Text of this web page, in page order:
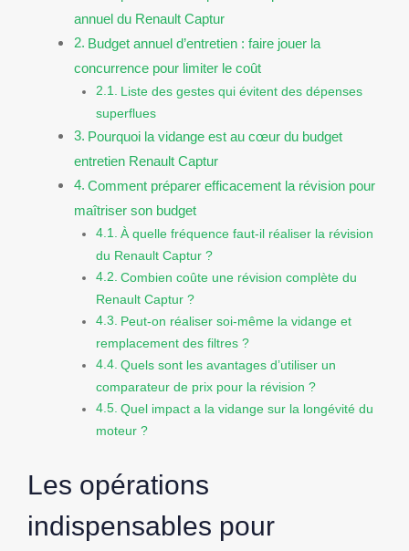
annuel du Renault Captur
Budget annuel d’entretien : faire jouer la
concurrence pour limiter le coût
Liste des gestes qui évitent des dépenses
superflues
Pourquoi la vidange est au cœur du budget
entretien Renault Captur
Comment préparer efficacement la révision pour
maîtriser son budget
À quelle fréquence faut-il réaliser la révision
du Renault Captur ?
Combien coûte une révision complète du
Renault Captur ?
Peut-on réaliser soi-même la vidange et
remplacement des filtres ?
Quels sont les avantages d’utiliser un
comparateur de prix pour la révision ?
Quel impact a la vidange sur la longévité du
moteur ?
Les opérations
indispensables pour